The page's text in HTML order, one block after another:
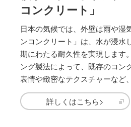
コンクリート」
日本の気候では、外壁は雨や湿
ンコンクリート」は、水が浸水
期にわたる耐久性を実現します
ング製法によって、既存のコン
表情や緻密なテクスチャーなど
詳しくはこちら>